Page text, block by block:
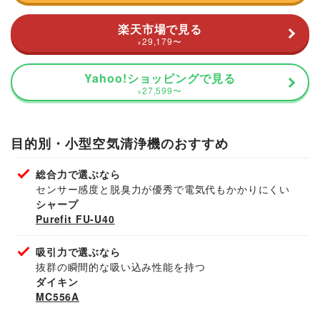
楽天市場で見る
¥ 29,179〜
Yahoo!ショッピングで見る
¥ 27,599〜
目的別・小型空気清浄機のおすすめ
総合力で選ぶなら
センサー感度と脱臭力が優秀で電気代もかかりにくい
シャープ
Purefit FU-U40
吸引力で選ぶなら
抜群の瞬間的な吸い込み性能を持つ
ダイキン
MC556A